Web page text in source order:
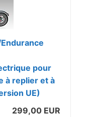
pour
à replier et à
UE)
299,00 EUR